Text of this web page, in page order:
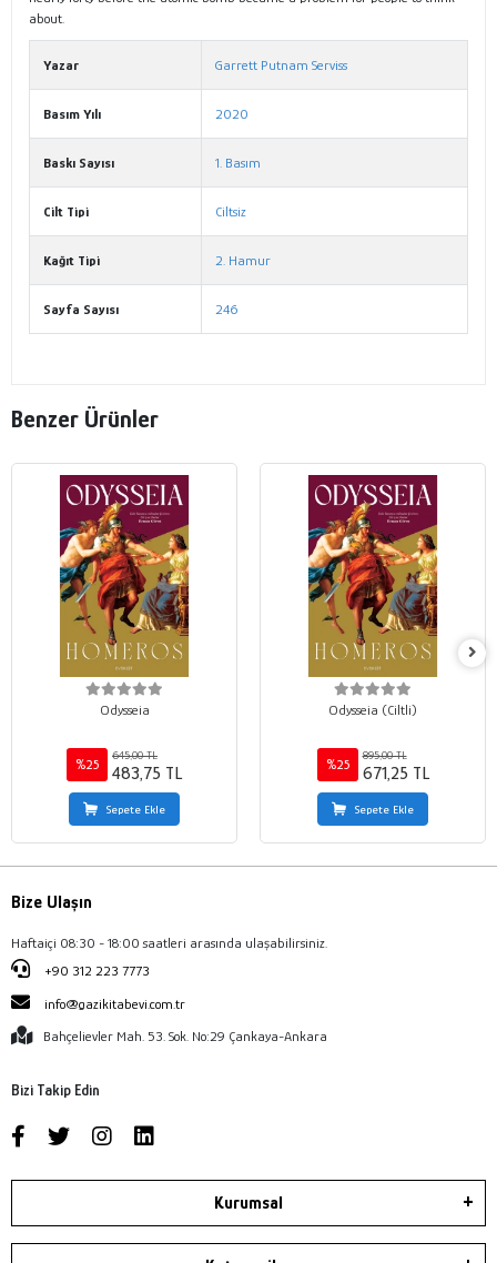
about.
Yazar Garrett Putnam Serviss
Basım Yılı 2020
Baskı Sayısı 1. Basım
Cilt Tipi Ciltsiz
Kağıt Tipi 2. Hamur
Sayfa Sayısı 246
Benzer Ürünler
Odysseia
%25
645,00 TL
483,75 TL
Sepete Ekle
Odysseia (Ciltli)
%25
895,00 TL
671,25 TL
Sepete Ekle
Bize Ulaşın
Haftaiçi 08:30 - 18:00 saatleri arasında ulaşabilirsiniz.
+90 312 223 7773
info@gazikitabevi.com.tr
Bahçelievler Mah. 53. Sok. No:29 Çankaya-Ankara
Bizi Takip Edin
Kurumsal